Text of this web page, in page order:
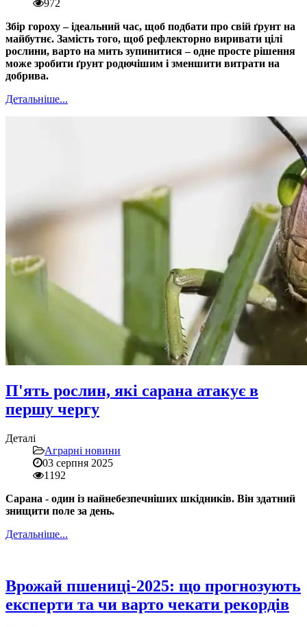
972
Збір гороху – ідеальний час, щоб подбати про свій ґрунт на
майбутнє. Замість того, щоб рефлекторно виривати цілі
рослини, варто на мить зупинитися – одне просте рішення
може зробити ґрунт родючішим і зменшити витрати на
добрива.
Детальніше...
П'ять рослин, які сарана атакує в
першу чергу
Деталі
Аграрні новини
03 серпня 2025
1192
Сарана - один із найнебезпечніших шкідників. Він здатний
знищити поле за день.
Детальніше...
Врожай пшениці-2025: що прогнозують
експерти та чи варто чекати рекордів